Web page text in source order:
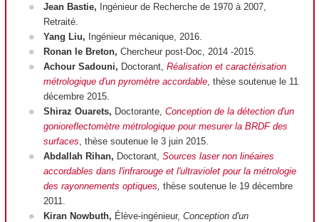
Jean Bastie, Ingénieur de Recherche de 1970 à 2007,
Retraité.
Yang Liu, Ingénieur mécanique, 2016.
Ronan le Breton, Chercheur post-Doc, 2014 -2015.
Achour Sadouni, Doctorant, Réalisation et caractérisation
métrologique d'un pyromètre accordable, thèse soutenue le 11
décembre 2015.
Shiraz Ouarets, Doctorante, Conception de la détection d'un
gonioreflectomètre métrologique pour mesurer la BRDF des
surfaces , thèse soutenue le 3 juin 2015.
Abdallah Rihan, Doctorant, Sources laser non linéaires
accordables dans l'infrarouge et l'ultraviolet pour la métrologie
des rayonnements optiques thèse soutenue le 19 décembre
2011.
Kiran Nowbuth, Élève-ingénieur, Conception d'un